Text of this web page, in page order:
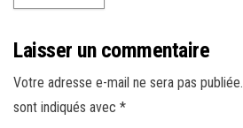
Laisser un commentaire
Votre adresse e-mail ne sera pas publiée.
sont indiqués avec *